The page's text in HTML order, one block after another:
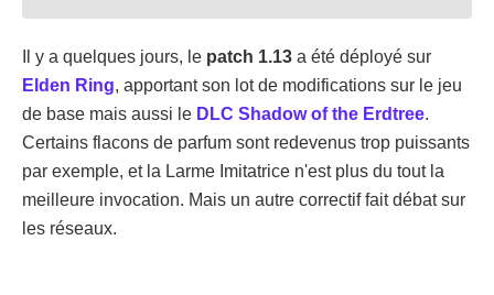
Il y a quelques jours, le patch 1.13 a été déployé sur
Elden Ring, apportant son lot de modifications sur le jeu
de base mais aussi le DLC Shadow of the Erdtree.
Certains flacons de parfum sont redevenus trop puissants
par exemple, et la Larme Imitatrice n'est plus du tout la
meilleure invocation. Mais un autre correctif fait débat sur
les réseaux.